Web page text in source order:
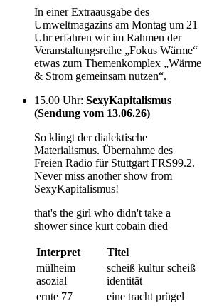
In einer Extraausgabe des
Umweltmagazins am Montag um 21
Uhr erfahren wir im Rahmen der
Veranstaltungsreihe „Fokus Wärme“
etwas zum Themenkomplex „Wärme
& Strom gemeinsam nutzen“.
15.00 Uhr: SexyKapitalismus
(Sendung vom 13.06.26)
So klingt der dialektische
Materialismus. Übernahme des
Freien Radio für Stuttgart FRS99.2.
Never miss another show from
SexyKapitalismus!
that's the girl who didn't take a
shower since kurt cobain died
Interpret
Titel
mülheim
asozial
scheiß kultur scheiß
identität
ernte 77
eine tracht prügel